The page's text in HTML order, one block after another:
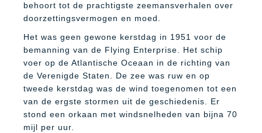
behoort tot de prachtigste zeemansverhalen over
doorzettingsvermogen en moed.
Het was geen gewone kerstdag in 1951 voor de
bemanning van de Flying Enterprise. Het schip
voer op de Atlantische Oceaan in de richting van
de Verenigde Staten. De zee was ruw en op
tweede kerstdag was de wind toegenomen tot een
van de ergste stormen uit de geschiedenis. Er
stond een orkaan met windsnelheden van bijna 70
mijl per uur.